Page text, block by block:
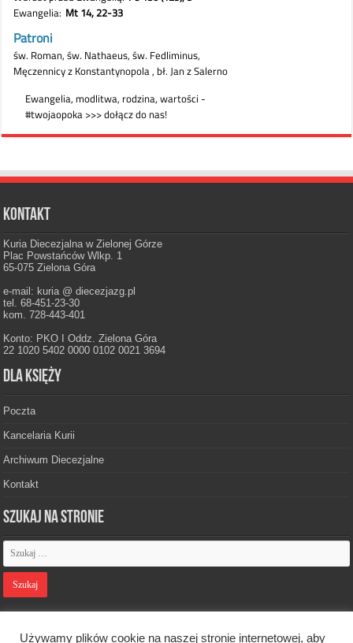
Kontakt
Kuria Diecezjalna w Zielonej Górze
Plac Powstańców Wlkp. 1
65-075 Zielona Góra
e-mail: kuria @ diecezjazg.pl
tel. 68-451-23-30
kom. 728-443-401
Konto: PKO I Oddz. Zielona Góra
22 1020 5402 0000 0102 0021 3694
Dla księży
Poczta
Kancelaria Kurii
Archiwum Diecezjalne
Kontakt
Szukaj na stronie
Używamy plików cookie na naszej stronie internetowej, aby